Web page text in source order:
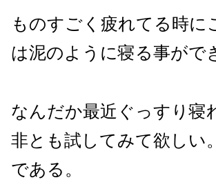
ものすごく疲れてる時
は泥のように寝る事がで
なんだか最近ぐっすり寝
非とも試してみて欲しい
である。